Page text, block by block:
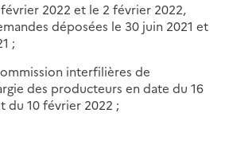
2022 et le 2 février 2022,
déposées le 30 juin 2021 et
;
interfilières de
des producteurs en date du 16
du 10 février 2022 ;